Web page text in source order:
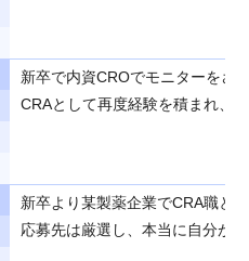
新卒で内資CROでモニターをさ
CRAとして再度経験を積まれ、
新卒より某製薬企業でCRA職と
応募先は厳選し、本当に自分が